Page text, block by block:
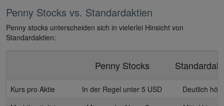
Penny Stocks vs. Standardaktien
Penny stocks unterscheiden sich in vielerlei Hinsicht von
Standardaktien:
Penny Stocks
Kurs pro Aktie In der Regel unter 5 USD
Deutlich